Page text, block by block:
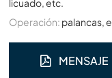
Operación: palancas,
MENSAJE